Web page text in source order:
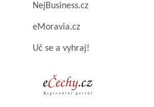
NejBusiness.cz
eMoravia.cz
Uč se a vyhraj!